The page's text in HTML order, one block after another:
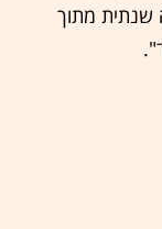
שנתית מתוך